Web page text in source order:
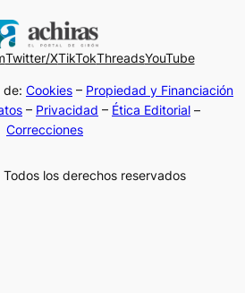
Twitter/XTikTokThreadsYouTube
de: Cookies – Propiedad y Financiación
– Privacidad – Ética Editorial –
Correcciones
los derechos reservados